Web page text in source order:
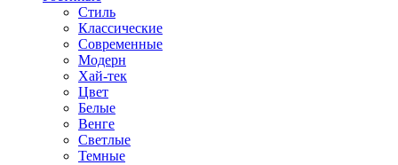
Стиль
Классические
Современные
Модерн
Хай-тек
Цвет
Белые
Венге
Светлые
Темные